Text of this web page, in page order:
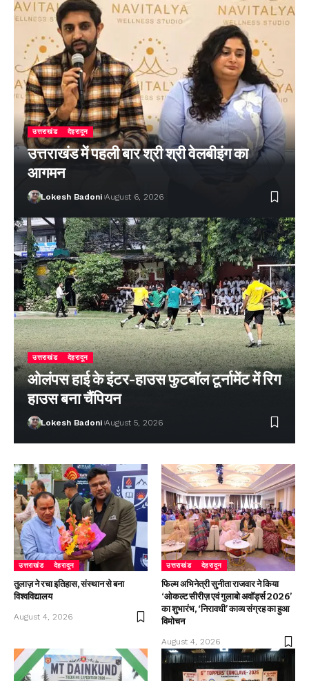
उत्तराखंड देहरादून
उत्तराखंड में पहली बार श्री श्री वेलबीइंग का
आगमन
Lokesh Badoni August 6, 2026
उत्तराखंड देहरादून
ओलंपस हाई के इंटर-हाउस फुटबॉल टूर्नामेंट में रिग
हाउस बना चैंपियन
Lokesh Badoni August 5, 2026
उत्तराखंड देहरादून
तुलाज़ ने रचा इतिहास, संस्थान से बना
विश्वविद्यालय
August 4, 2026
उत्तराखंड देहरादून
फिल्म अभिनेत्री सुनीता राजवार ने किया
‘ओकल्ट सीरीज़ एवं गुलाबो अवॉर्ड्स 2026’
का शुभारंभ, ‘निरावधी’ काव्य संग्रह का हुआ
विमोचन
August 4, 2026